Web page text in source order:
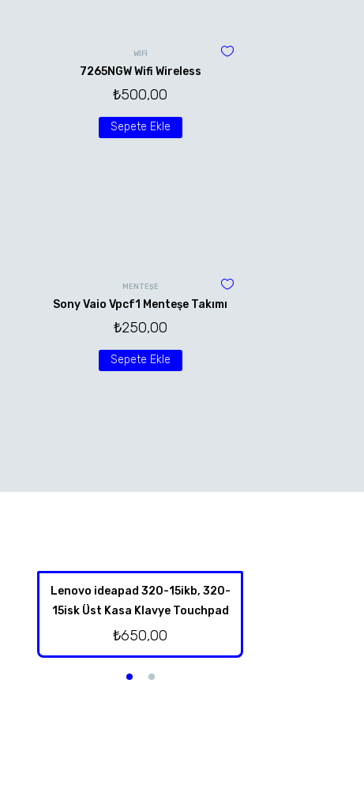
WİFİ
7265NGW Wifi Wireless
₺500,00
Sepete Ekle
MENTEŞE
Sony Vaio Vpcf1 Menteşe Takımı
₺250,00
Sepete Ekle
Lenovo ideapad 320-15ikb, 320-
15isk Üst Kasa Klavye Touchpad
₺650,00